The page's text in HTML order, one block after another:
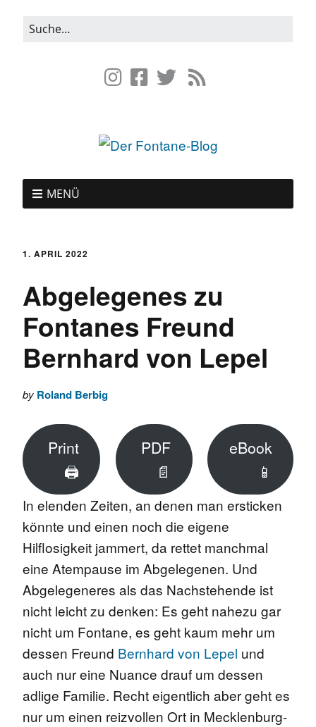
MENÜ
1. APRIL 2022
Abgelegenes zu
Fontanes Freund
Bernhard von Lepel
by Roland Berbig
Print
🖨
PDF
📄
eBook
📱
In elenden Zeiten, an denen man ersticken
könnte und einen noch die eigene
Hilflosigkeit jammert, da rettet manchmal
eine Atempause im Abgelegenen. Und
Abgelegeneres als das Nachstehende ist
nicht leicht zu denken: Es geht nahezu gar
nicht um Fontane, es geht kaum mehr um
dessen Freund Bernhard von Lepel und
auch nur eine Nuance drauf um dessen
adlige Familie. Recht eigentlich aber geht es
nur um einen reizvollen Ort in Mecklenburg-